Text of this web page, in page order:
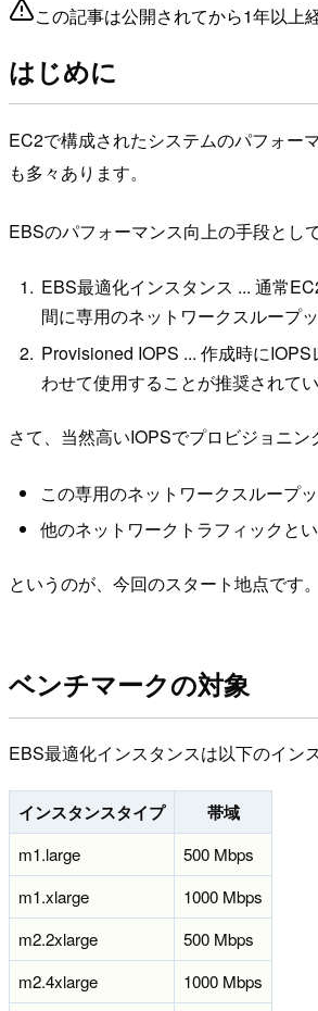
この記事は公開されてから1年以上
はじめに
EC2で構成されたシステムのパフォー
も多々あります。
EBSのパフォーマンス向上の手段とし
EBS最適化インスタンス ... 通常
間に専用のネットワークスループ
Provisioned IOPS ... 作成時に
わせて使用することが推奨されてい
さて、当然高いIOPSでプロビジョニ
この専用のネットワークスループ
他のネットワークトラフィックと
というのが、今回のスタート地点です。
ベンチマークの対象
EBS最適化インスタンスは以下のイン
インスタンスタイプ 帯域
m1.large
500 Mbps
m1.xlarge
1000 Mbps
m2.2xlarge
500 Mbps
m2.4xlarge
1000 Mbps